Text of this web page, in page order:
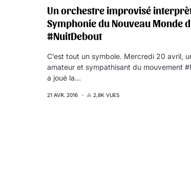
Un orchestre improvisé
Symphonie du Nouveau Monde
#NuitDebout
C’est tout un symbole. Mercredi 20 avril,
amateur et sympathisant du mouvement
a joué la…
21 AVR. 2016 2,8K VUES